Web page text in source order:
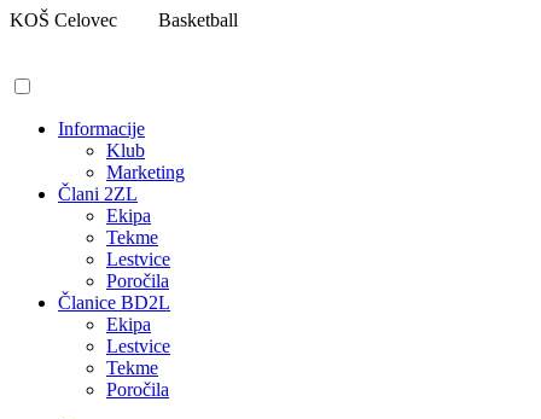
Pojdi
KOŠ Celovec Basketball
Informacije
Klub
Marketing
Člani 2ZL
Ekipa
Tekme
Lestvice
Poročila
Članice BD2L
Ekipa
Lestvice
Tekme
Poročila